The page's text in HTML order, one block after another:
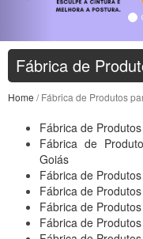
Fábrica de
Home / Fábrica de Produtos
Fábrica de
Fábrica de
Goiás
Fábrica de
Fábrica de
Fábrica de
Fábrica de